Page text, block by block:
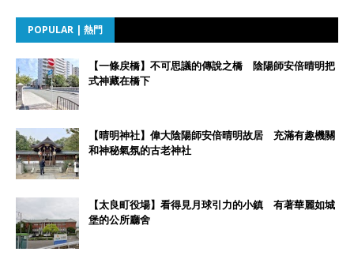
POPULAR | 熱門
【一條戻橋】不可思議的傳說之橋 陰陽師安倍晴明把
式神藏在橋下
【晴明神社】偉大陰陽師安倍晴明故居 充滿有趣機關
和神秘氣氛的古老神社
【太良町役場】看得見月球引力的小鎮 有著華麗如城
堡的公所廳舍